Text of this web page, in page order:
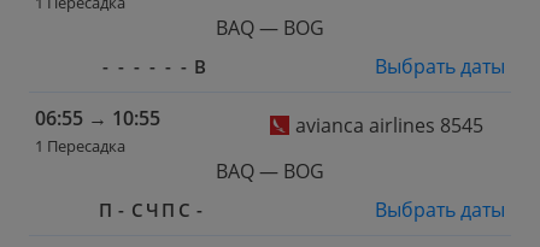
BAQ — BOG
- - - - - - В
Выбрать даты
06:55 → 10:55
1 Пересадка
avianca airlines 8545
BAQ — BOG
П - С Ч П С -
Выбрать даты